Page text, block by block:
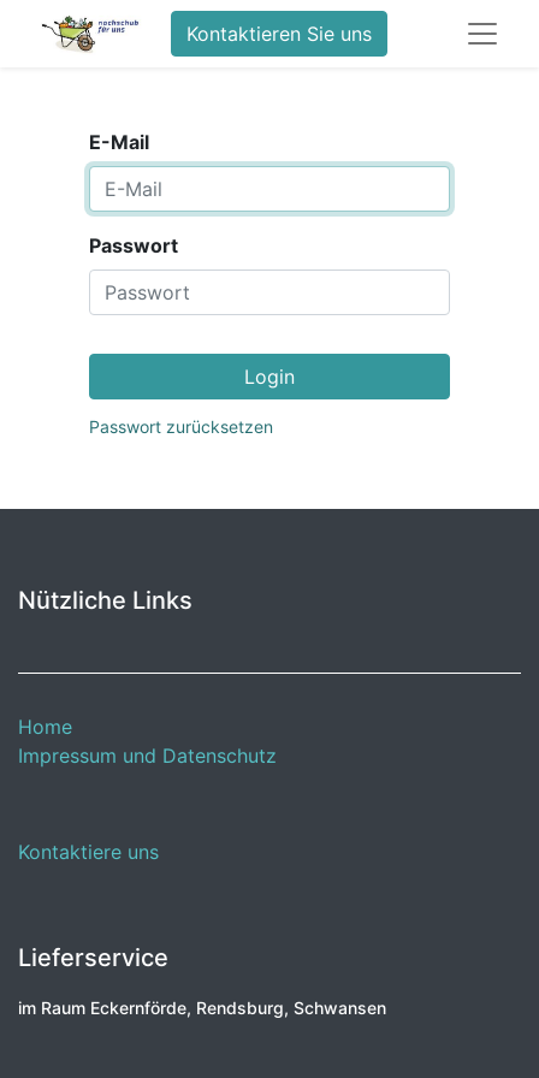
Kontaktieren Sie uns
E-Mail
Passwort
Login
Passwort zurücksetzen
Nützliche Links
Home
Impressum und Datenschutz
Kontaktiere uns
Lieferservice
im Raum Eckernförde, Rendsburg, Schwansen